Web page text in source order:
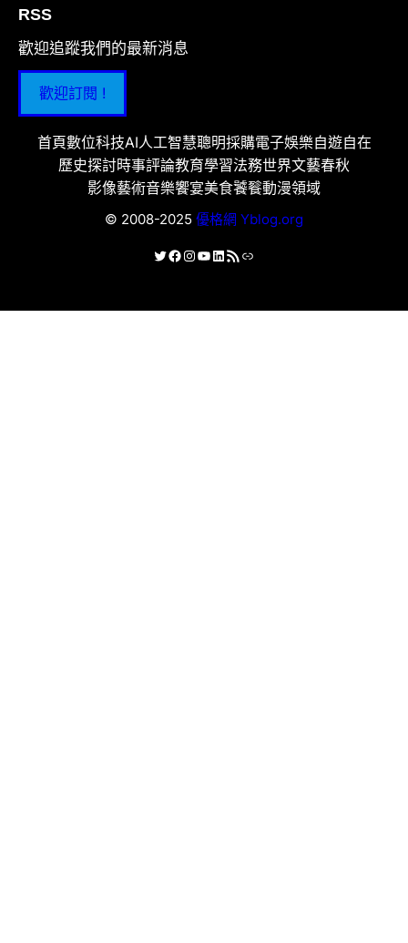
RSS
歡迎追蹤我們的最新消息
歡迎訂閱 !
首頁數位科技AI人工智慧聰明採購電子娛樂自遊自在
歷史探討時事評論教育學習法務世界文藝春秋
影像藝術音樂饗宴美食饕餮動漫領域
© 2008-2025 優格網 Yblog.org
X Facebook
Instagram
YouTube
LinkedIn
RSS 資訊提供連結